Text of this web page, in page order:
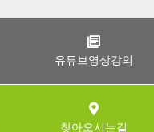
유튜브영상강의
찾아오시는길